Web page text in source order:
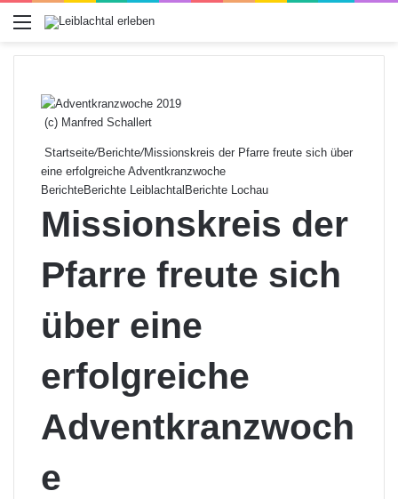
Menü
(c) Manfred Schallert
Startseite/Berichte/Missionskreis der Pfarre freute sich über
eine erfolgreiche Adventkranzwoche
BerichteBerichte Leiblachtal Berichte Lochau
Missionskreis der
Pfarre freute sich
über eine
erfolgreiche
Adventkranzwoch
e